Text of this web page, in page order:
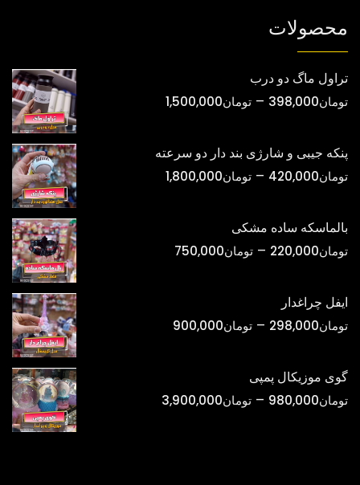
محصولات
تراول ماگ دو درب
تومان398,000
– تومان1,500,000محدوده
پنکه جیبی و شارژی بند دار دو سرعته
تومان420,000
– تومان1,800,000محدوده
تومان420,000
بالماسکه ساده مشکی
تومان220,000
– تومان750,000
تومان750,000
ایفل چراغدار
تومان298,000
– تومان900,000
تومان900,000
گوی موزیکال پمپی
تومان980,000
– تومان3,900,000